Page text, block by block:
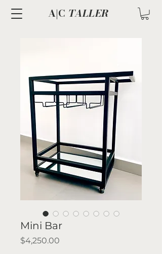
A|C TALLER
Mini Bar
$4,250.00